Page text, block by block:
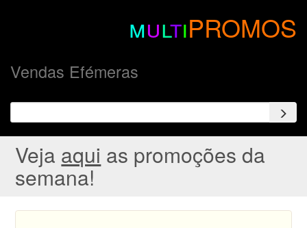
multiPROMOS
Vendas Efémeras
Veja aqui as promoções da
semana!